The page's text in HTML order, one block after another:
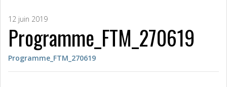
12 juin 2019
Programme_FTM_270619
Programme_FTM_270619